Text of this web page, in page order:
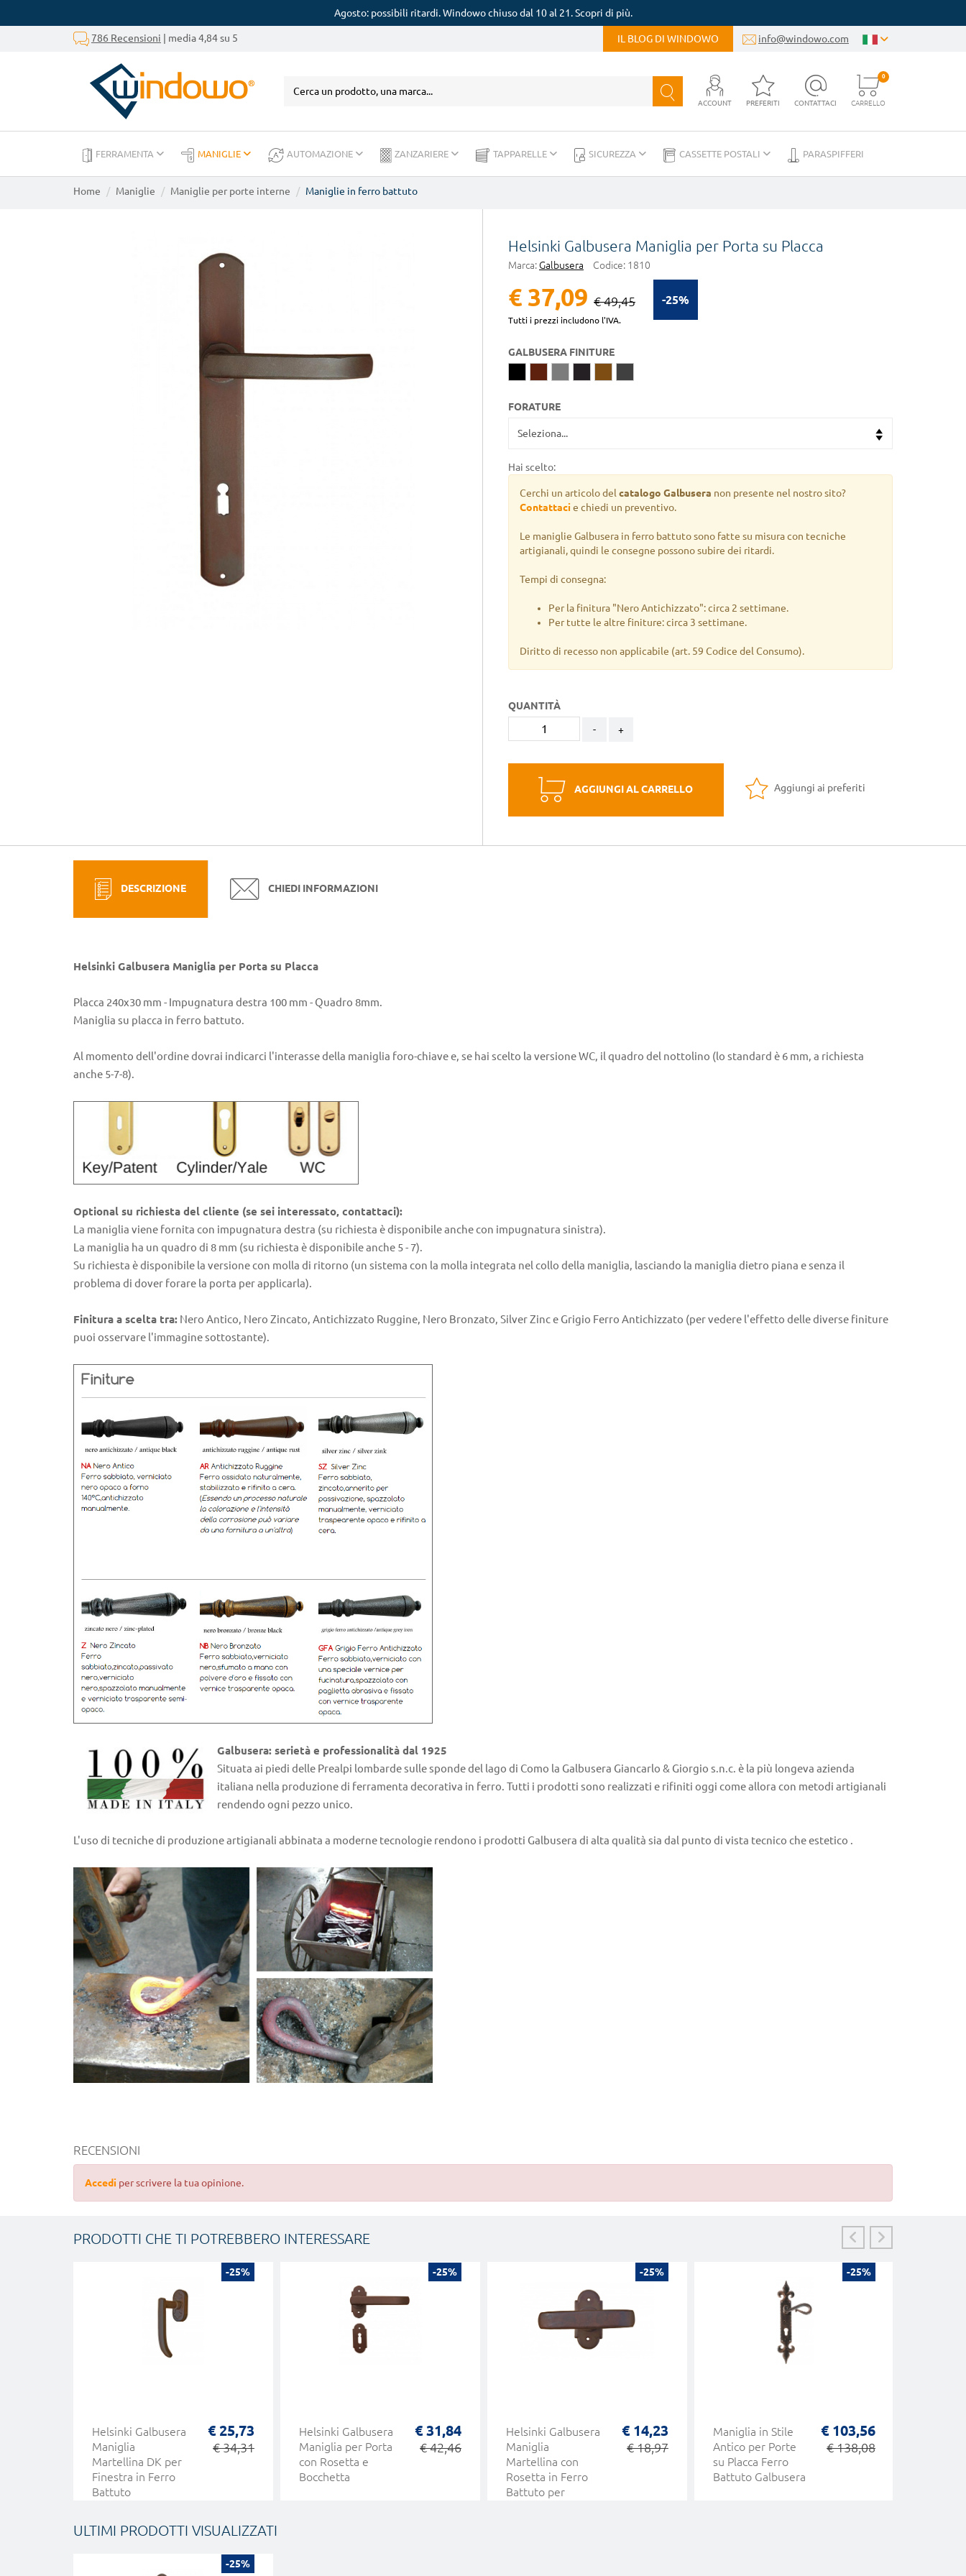
Agosto: possibili ritardi. Windowo chiuso dal 10 al 21. Scopri di più.
786 Recensioni | media 4,84 su 5 IL BLOG DI WINDOWO info@windowo.com
ACCOUNT PREFERITI CONTATTACI CARRELLO
0
FERRAMENTA MANIGLIE AUTOMAZIONE ZANZARIERE TAPPARELLE SICUREZZA CASSETTE POSTALI PARASPIFFERI
Home Maniglie Maniglie per porte interne Maniglie in ferro battuto
Helsinki Galbusera Maniglia per Porta su Placca
Marca: Galbusera Codice: 1810
-25%
€ 37,09 € 49,45
Tutti i prezzi includono l'IVA.
GALBUSERA FINITURE
FORATURE
Hai scelto:
Cerchi un articolo del catalogo Galbusera non presente nel nostro sito?
Contattacie chiedi un preventivo.
Le maniglie Galbusera in ferro battuto sono fatte su misura con tecniche
artigianali, quindi le consegne possono subire dei ritardi.
Tempi di consegna:
Per la finitura "Nero Antichizzato": circa 2 settimane.
Per tutte le altre finiture: circa 3 settimane.
Diritto di recesso non applicabile (art. 59 Codice del Consumo).
QUANTITÀ
- +
AGGIUNGI AL CARRELLO Aggiungi ai preferiti
DESCRIZIONE CHIEDI INFORMAZIONI
Helsinki Galbusera Maniglia per Porta su Placca
Placca 240x30 mm - Impugnatura destra 100 mm - Quadro 8mm.
Maniglia su placca in ferro battuto.
Al momento dell'ordine dovrai indicarci l'interasse della maniglia foro-chiave e, se hai scelto la versione WC, il quadro del nottolino (lo standard è 6 mm, a richiesta
anche 5-7-8).
Optional su richiesta del cliente (se sei interessato, contattaci):
La maniglia viene fornita con impugnatura destra (su richiesta è disponibile anche con impugnatura sinistra).
La maniglia ha un quadro di 8 mm (su richiesta è disponibile anche 5 - 7).
Su richiesta è disponibile la versione con molla di ritorno (un sistema con la molla integrata nel collo della maniglia, lasciando la maniglia dietro piana e senza il
problema di dover forare la porta per applicarla).
Finitura a scelta tra: Nero Antico, Nero Zincato, Antichizzato Ruggine, Nero Bronzato, Silver Zinc e Grigio Ferro Antichizzato (per vedere l'effetto delle diverse finiture
puoi osservare l'immagine sottostante).
Galbusera: serietà e professionalità dal 1925
Situata ai piedi delle Prealpi lombarde sulle sponde del lago di Como la Galbusera Giancarlo & Giorgio s.n.c. è la più longeva azienda
italiana nella produzione di ferramenta decorativa in ferro. Tutti i prodotti sono realizzati e rifiniti oggi come allora con metodi artigianali
rendendo ogni pezzo unico.
L'uso di tecniche di produzione artigianali abbinata a moderne tecnologie rendono i prodotti Galbusera di alta qualità sia dal punto di vista tecnico che estetico .
RECENSIONI
Accedi per scrivere la tua opinione.
PRODOTTI CHE TI POTREBBERO INTERESSARE
-25%
Helsinki Galbusera
Maniglia
Martellina DK per
Finestra in Ferro
Battuto
€ 25,73
€ 34,31
-25%
Helsinki Galbusera
Maniglia per Porta
con Rosetta e
Bocchetta
€ 31,84
€ 42,46
-25%
Helsinki Galbusera
Maniglia
Martellina con
Rosetta in Ferro
Battuto per
€ 14,23
€ 18,97
-25%
Maniglia in Stile
Antico per Porte
su Placca Ferro
Battuto Galbusera
€ 103,56
€ 138,08
ULTIMI PRODOTTI VISUALIZZATI
-25%